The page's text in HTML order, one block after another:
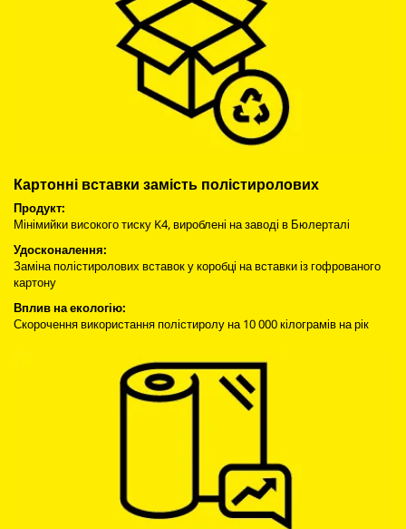
Картонні вставки замість полістиролових
Продукт:
Мінімийки високого тиску K4, вироблені на заводі в Бюлерталі
Удосконалення:
Заміна полістиролових вставок у коробці на вставки із гофрованого
картону
Вплив на екологію:
Скорочення використання полістиролу на 10 000 кілограмів на рік